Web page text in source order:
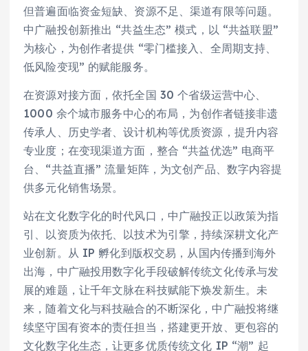
但普遍面临资金短缺、资源不足、渠道有限等问题。
中广融投创新推出 “共益生态” 模式，以 “共益联盟”
为核心，为创作者提供 “零门槛接入、全周期支持、
低风险变现” 的赋能服务。
在资源对接方面，依托全国 30 个省级运营中心、
1000 余个城市服务中心的布局，为创作者链接非遗
传承人、历史学者、设计机构等优质资源，提升内容
专业度；在变现渠道方面，整合 “共益优选” 电商平
台、“共益直播” 流量矩阵，为文创产品、数字内容提
供多元化销售场景。
站在文化数字化的时代风口，中广融投正以政策为指
引、以资质为依托、以技术为引擎，持续深耕文化产
业创新。从 IP 孵化到版权交易，从国内传播到海外
出海，中广融投用数字化手段破解传统文化传承与发
展的难题，让千年文脉在科技赋能下焕发新生。未
来，随着文化与科技融合的不断深化，中广融投将继
续坚守国有资本的责任担当，搭建更开放、更包容的
文化数字化生态，让更多优质传统文化 IP “潮” 起